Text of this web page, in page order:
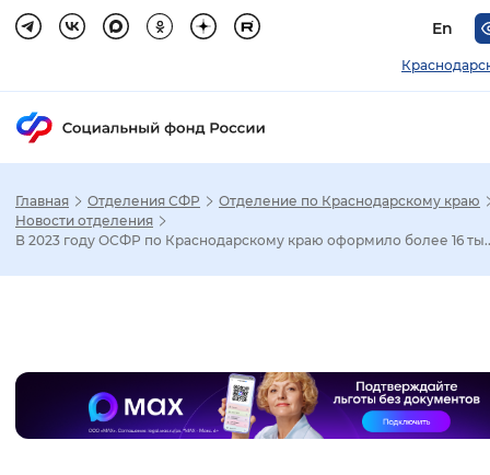
En
Настройка режима отображения
Стандартный Увеличенный
Шрифт
Главная Отделения СФР
Отделение по Краснодарскому краю
Новости отделения
В 2023 году ОСФР по Краснодарскому краю оформило более 16